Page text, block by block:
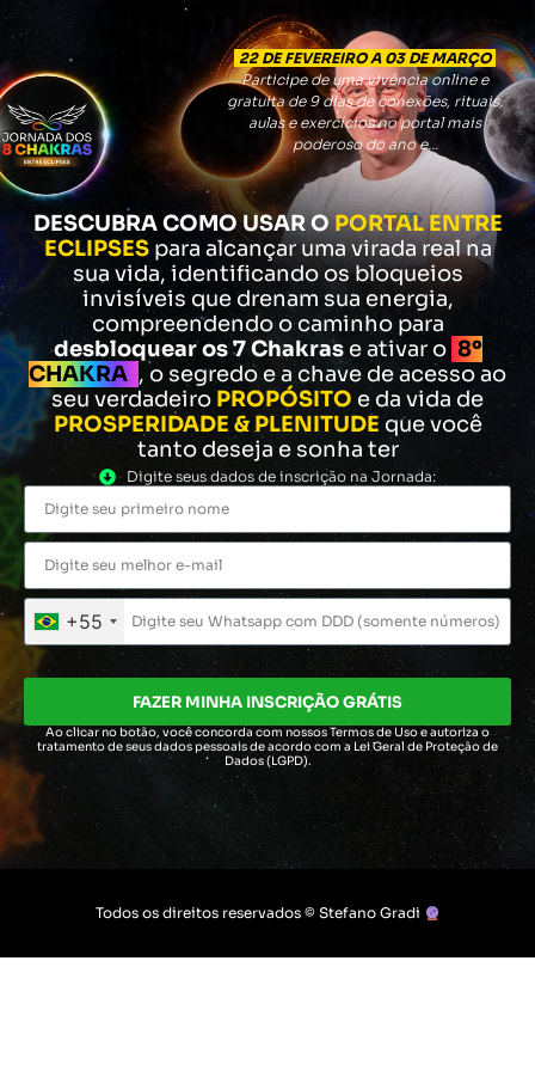
22 DE FEVEREIRO A 03 DE MARÇO
Participe de uma vivência online e
gratuita de 9 dias deconexões, rituais,
aulas e exercícios no portal mais
poderoso do ano e…
DESCUBRA COMO USAR OPORTAL ENTRE
ECLIPSESpara alcançar uma virada real na
sua vida, identificando os bloqueios
invisíveis que drenam sua energia,
compreendendo o caminho para
desbloquear os 7 Chakrase ativar o 8º
CHAKRA , o segredo e a chave de acesso ao
seu verdadeiroPROPÓSITO e da vida de
PROSPERIDADE & PLENITUDE que você
tanto deseja e sonha ter
Digite seus dados de inscrição na Jornada:
+55
FAZER MINHA INSCRIÇÃO GRÁTIS
Ao clicar no botão, você concorda com nossos Termos de Usoe autoriza o
tratamento de seus dados pessoais de acordo coma Lei Geral de Proteção de
Dados (LGPD).
Todos os direitos reservados © Stefano Gradi